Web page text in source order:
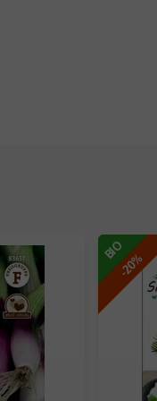
-20%
BIO